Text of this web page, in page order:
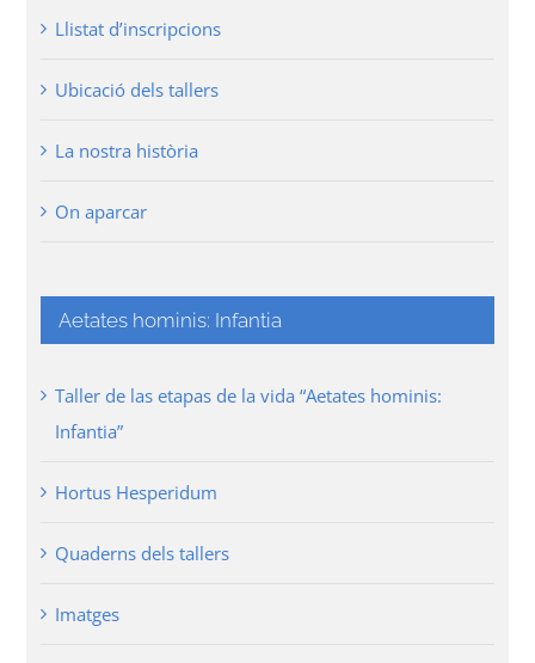
Llistat d’inscripcions
Ubicació dels tallers
La nostra història
On aparcar
Aetates hominis: Infantia
Taller de las etapas de la vida “Aetates hominis:
Infantia”
Hortus Hesperidum
Quaderns dels tallers
Imatges